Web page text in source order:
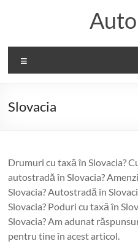
Slovacia
Drumuri cu taxă în Slovacia?
autostradă în Slovacia?
Slovacia? Autostradă în
Slovacia? Poduri cu taxă în
Slovacia? Am adunat
pentru tine în acest articol.